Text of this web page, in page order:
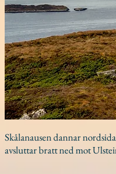
Skålanausen dannar
avsluttar bratt ned mot